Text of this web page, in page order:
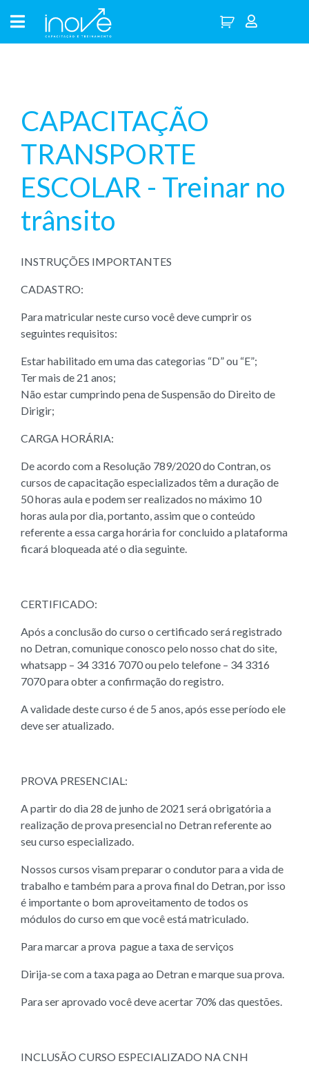
CAPACITAÇÃO
TRANSPORTE
ESCOLAR - Treinar no
trânsito
INSTRUÇÕES IMPORTANTES
CADASTRO:
Para matricular neste curso você deve cumprir os
seguintes requisitos:
Estar habilitado em uma das categorias “D” ou “E”;
Ter mais de 21 anos;
Não estar cumprindo pena de Suspensão do Direito de
Dirigir;
CARGA HORÁRIA:
De acordo com a Resolução 789/2020 do Contran, os
cursos de capacitação especializados têm a duração de
50 horas aula e podem ser realizados no máximo 10
horas aula por dia, portanto, assim que o conteúdo
referente a essa carga horária for concluido a plataforma
ficará bloqueada até o dia seguinte.
CERTIFICADO:
Após a conclusão do curso o certificado será registrado
no Detran, comunique conosco pelo nosso chat do site,
whatsapp – 34 3316 7070 ou pelo telefone – 34 3316
7070 para obter a confirmação do registro.
A validade deste curso é de 5 anos, após esse período ele
deve ser atualizado.
PROVA PRESENCIAL:
A partir do dia 28 de junho de 2021 será obrigatória a
realização de prova presencial no Detran referente ao
seu curso especializado.
Nossos cursos visam preparar o condutor para a vida de
trabalho e também para a prova final do Detran, por isso
é importante o bom aproveitamento de todos os
módulos do curso em que você está matriculado.
Para marcar a prova pague a taxa de serviços
Dirija-se com a taxa paga ao Detran e marque sua prova.
Para ser aprovado você deve acertar 70% das questões.
INCLUSÃO CURSO ESPECIALIZADO NA CNH